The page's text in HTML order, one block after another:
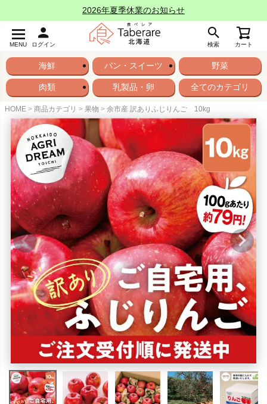
2026年夏季休業のお知らせ
MENU ログイン 検索 カート
海鮮 パン・スイーツ 野菜
肉類 乳製品・卵 全てのカテゴリ
HOME 商品カテゴリ 果物 余市産 訳ありふじりんご 10kg